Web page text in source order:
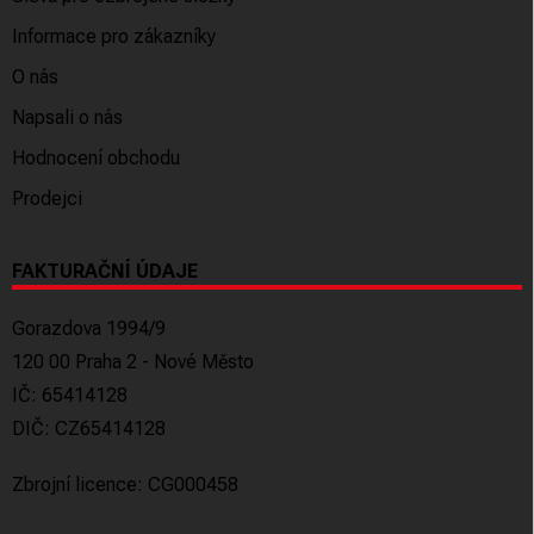
Informace pro zákazníky
O nás
Napsali o nás
Hodnocení obchodu
Prodejci
FAKTURAČNÍ ÚDAJE
Gorazdova 1994/9
120 00 Praha 2 - Nové Město
IČ: 65414128
DIČ: CZ65414128
Zbrojní licence: CG000458